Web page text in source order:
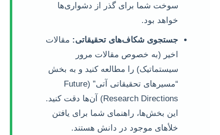
سوخت شما برای گذر از دشواری‌ها
خواهد بود.
جستجوی شکاف‌های تحقیقاتی: مقالات
اخیر (به خصوص مقالات مرور
سیستماتیک) را مطالعه کنید و به بخش
“مسیرهای تحقیقاتی آتی” (Future
Research Directions) آن‌ها دقت کنید.
این بخش‌ها، راهنمای شما برای یافتن
خلأهای موجود در دانش هستند.